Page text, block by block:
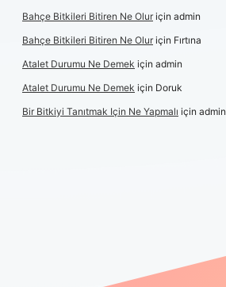
Bahçe Bitkileri Bitiren Ne Oluriçin admin
Bahçe Bitkileri Bitiren Ne Oluriçin Fırtına
Atalet Durumu Ne Demek için admin
Atalet Durumu Ne Demek için Doruk
Bir Bitkiyi Tanıtmak Için Ne Yapmalı için admin